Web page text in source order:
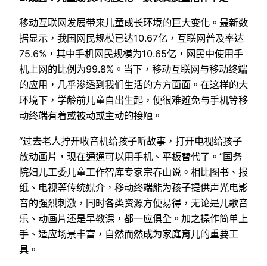
移动互联网发展带来儿童成长环境的巨大变化。最新数
据显示，我国网民规模已达10.67亿，互联网普及率达
75.6%，其中手机网民规模为10.65亿，网民中使用手
机上网的比例为99.8%。当下，移动互联网与移动终端
的应用，几乎渗透到我们生活的方方面面。在这样的大
环境下，学龄前儿童自出生起，便很难避免与手机等移
动终端有着或被动或主动的接触。
“过去老人拧开收音机给孩子听故事，打开电视给孩子
放动画片，现在通通可以用手机、平板替代了。”国务
院妇儿工委儿童工作智库专家宗春山说。相比图书、报
纸、电视等传统媒介，移动终端能为孩子提供声光电影
音的强烈刺激，同时各类资源方便易得，无论是儿歌音
乐、动画片还是早教课，都一应俱全。加之操作简单上
手、适应场景丰富，自然而然成为家庭育儿的重要工
具。